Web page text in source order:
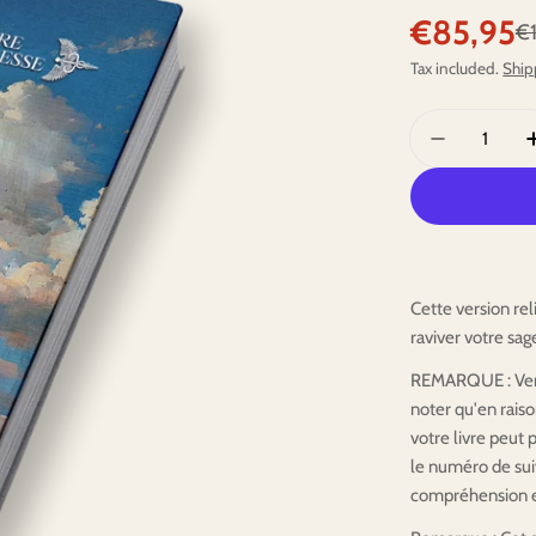
Sale
price
€85,95
Regular
price
Tax included.
Cette version
raviver votre
REMARQUE :
noter qu'en
votre livre peut
le numéro de
compréhension